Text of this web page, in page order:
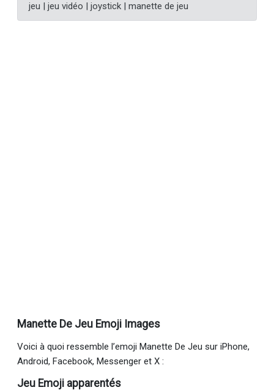
jeu | jeu vidéo | joystick | manette de jeu
Manette De Jeu Emoji Images
Voici à quoi ressemble l’emoji Manette De Jeu sur iPhone,
Android, Facebook, Messenger et X :
Jeu Emoji apparentés